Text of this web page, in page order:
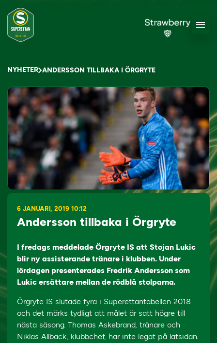
NYHETER ANDERSSON TILLBAKA I ÖRGRYTE
6 JANUARI, 2019 10:12
Andersson tillbaka i Örgryte
I fredags meddelade Örgryte IS att Stojan Lukic
blir ny assisterande tränare i klubben. Under
lördagen presenterades Fredrik Andersson som
Lukic ersättare mellan de rödblå stolparna.
Örgryte IS slutade fyra i Superettantabellen 2018
och det märks tydligt att målet är satt högre till
nästa säsong. Thomas Askebrand, tränare och
Niklas Allbäck, klubbchef, har inte legat på latsidan.